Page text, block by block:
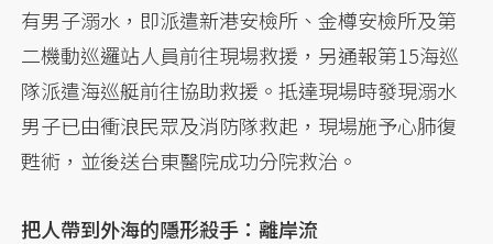
有男子溺水，即派遣新港安檢所、金樽安檢所及第
二機動巡邏站人員前往現場救援，另通報第15海巡
隊派遣海巡艇前往協助救援。抵達現場時發現溺水
男子已由衝浪民眾及消防隊救起，現場施予心肺復
甦術，並後送台東醫院成功分院救治。
把人帶到外海的隱形殺手：離岸流